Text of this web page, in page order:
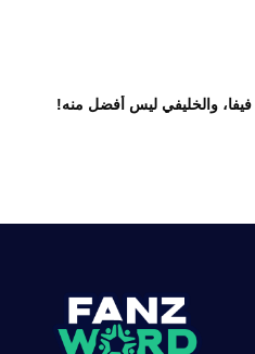
والخليفي ليس أفضل منه!